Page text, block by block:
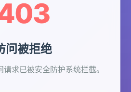
问被拒绝
求已被安全防护系统拦截。